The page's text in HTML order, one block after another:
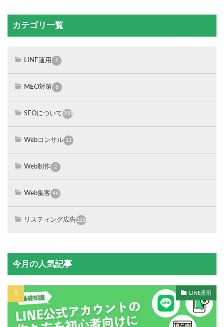
カテゴリ一覧
LINE運用 2
MEO対策 6
SEOについて200
Webコンサル 11
Web制作 2
Web集客 46
リスティング広告125
今月の人気記事
LINE運用